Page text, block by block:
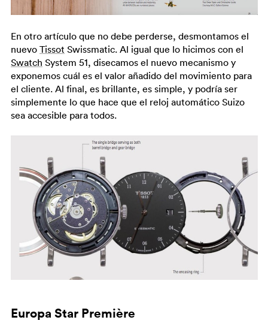
En otro artículo que no debe perderse, desmontamos el
nuevo Tissot Swissmatic. Al igual que lo hicimos con el
Swatch System 51, disecamos el nuevo mecanismo y
exponemos cuál es el valor añadido del movimiento para
el cliente. Al final, es brillante, es simple, y podría ser
simplemente lo que hace que el reloj automático Suizo
sea accesible para todos.
Europa Star Première